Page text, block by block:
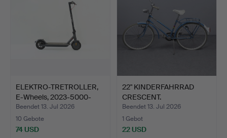
ELEKTRO-TRETROLLER,
E-Wheels, 2023-5000-
BG…
Beendet 13. Jul 2026
10 Gebote
74 USD
22" KINDERFAHRRAD
CRESCENT.
Beendet 13. Jul 2026
1 Gebot
22 USD